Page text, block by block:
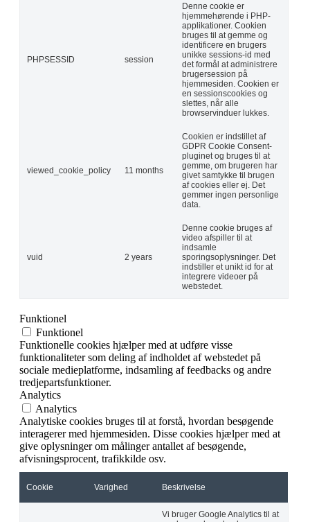
PHPSESSID session
Denne cookie er
hjemmehørende i PHP-
applikationer. Cookien
bruges til at gemme og
identificere en brugers
unikke sessions-id med
det formål at administrere
brugersession på
hjemmesiden. Cookien er
en sessionscookies og
slettes, når alle
browservinduer lukkes.
viewed_cookie_policy 11 months
Cookien er indstillet af
GDPR Cookie Consent-
pluginet og bruges til at
gemme, om brugeren har
givet samtykke til brugen
af cookies eller ej. Det
gemmer ingen personlige
data.
vuid 2 years
Denne cookie bruges af
video afspiller til at
indsamle
sporingsoplysninger. Det
indstiller et unikt id for at
integrere videoer på
webstedet.
Funktionel
Funktionel
Funktionelle cookies hjælper med at udføre visse
funktionaliteter som deling af indholdet af webstedet på
sociale medieplatforme, indsamling af feedbacks og andre
tredjepartsfunktioner.
Analytics
Analytics
Analytiske cookies bruges til at forstå, hvordan besøgende
interagerer med hjemmesiden. Disse cookies hjælper med at
give oplysninger om målinger antallet af besøgende,
afvisningsprocent, trafikkilde osv.
Cookie Varighed Beskrivelse
Vi bruger Google Analytics til at